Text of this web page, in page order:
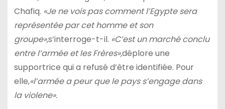
Chafiq. «Je ne vois pas comment l’Egypte sera
représentée par cet homme et son
groupe»,s’interroge-t-il. «C’est un marché conclu
entre l’armée et les Frères»,déplore une
supportrice qui a refusé d’être identifiée. Pour
elle,«l’armée a peur que le pays s’engage dans
la violene».